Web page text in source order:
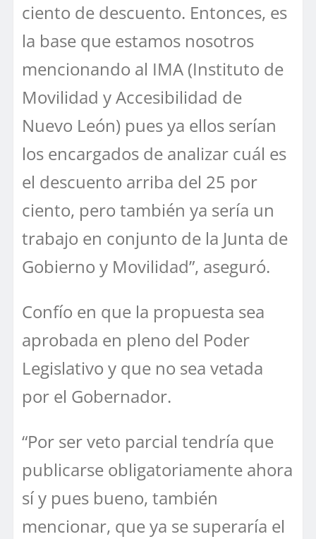
ciento de descuento. Entonces, es
la base que estamos nosotros
mencionando al IMA (Instituto de
Movilidad y Accesibilidad de
Nuevo León) pues ya ellos serían
los encargados de analizar cuál es
el descuento arriba del 25 por
ciento, pero también ya sería un
trabajo en conjunto de la Junta de
Gobierno y Movilidad”, aseguró.
Confío en que la propuesta sea
aprobada en pleno del Poder
Legislativo y que no sea vetada
por el Gobernador.
“Por ser veto parcial tendría que
publicarse obligatoriamente ahora
sí y pues bueno, también
mencionar, que ya se superaría el